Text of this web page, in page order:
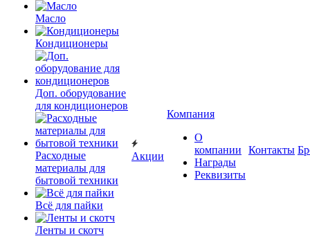
Масло
Кондиционеры
Доп. оборудование
для кондиционеров
Расходные
материалы для
бытовой техники
Всё для пайки
Ленты и скотч
Акции
Компания
О
компании
Награды
Реквизиты
Контакты